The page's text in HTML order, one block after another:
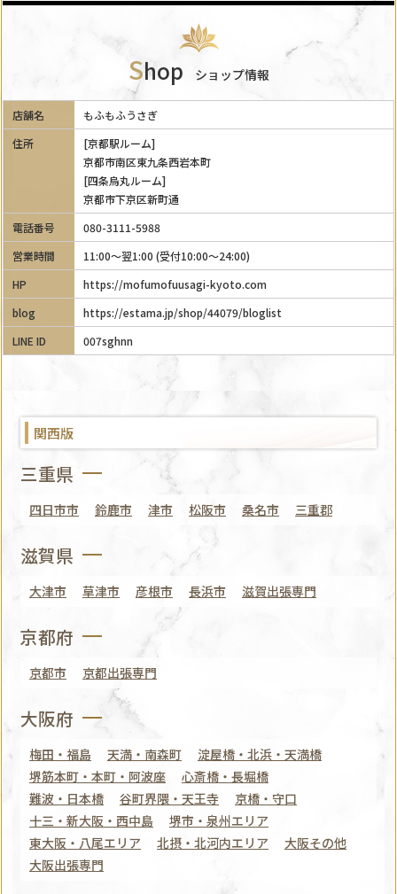
Shop ショップ情報
店舗名
もふもふうさぎ
住所
[京都駅ルーム]
京都市南区東九条西岩本町
[四条烏丸ルーム]
京都市下京区新町通
電話番号
080-3111-5988
営業時間
11:00～翌1:00 (受付10:00～24:00)
HP
https://mofumofuusagi-kyoto.com
blog
https://estama.jp/shop/44079/bloglist
LINE ID
007sghnn
関西版
三重県
四日市市 鈴鹿市 津市 松阪市 桑名市 三重郡
滋賀県
大津市 草津市 彦根市 長浜市 滋賀出張専門
京都府
京都市 京都出張専門
大阪府
梅田・福島 天満・南森町
淀屋橋・北浜・天満橋
堺筋本町・本町・阿波座
心斎橋・長堀橋
難波・日本橋
谷町界隈・天王寺
京橋・守口
十三・新大阪・西中島
堺市・泉州エリア
東大阪・八尾エリア
北摂・北河内エリア
大阪その他
大阪出張専門